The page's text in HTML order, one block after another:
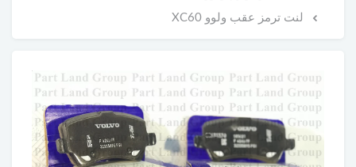
لنت ترمز عقب ولوو XC60